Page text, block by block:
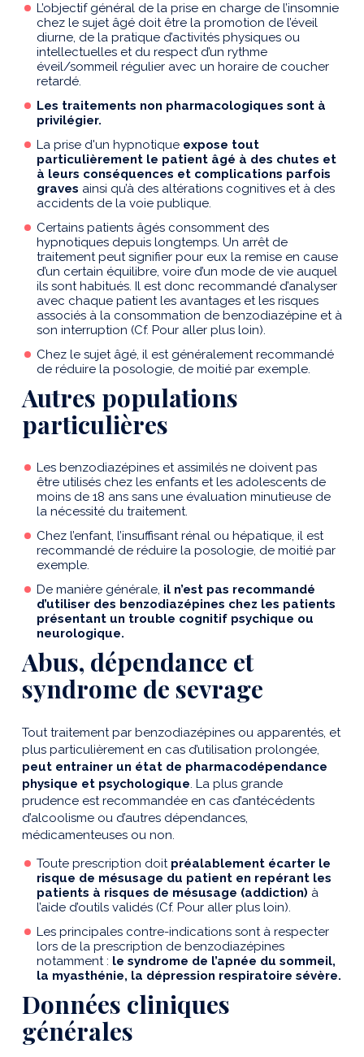
L’objectif général de la prise en charge de l’insomnie
chez le sujet âgé doit être la promotion de l’éveil
diurne, de la pratique d’activités physiques ou
intellectuelles et du respect d’un rythme
éveil/sommeil régulier avec un horaire de coucher
retardé.
Les traitements non pharmacologiques sont à
privilégier.
La prise d'un hypnotique expose tout
particulièrement le patient âgé à des chutes et
à leurs conséquences et complications parfois
graves ainsi qu’à des altérations cognitives et à des
accidents de la voie publique.
Certains patients âgés consomment des
hypnotiques depuis longtemps. Un arrêt de
traitement peut signifier pour eux la remise en cause
d’un certain équilibre, voire d’un mode de vie auquel
ils sont habitués. Il est donc recommandé d’analyser
avec chaque patient les avantages et les risques
associés à la consommation de benzodiazépine et à
son interruption (Cf. Pour aller plus loin).
Chez le sujet âgé, il est généralement recommandé
de réduire la posologie, de moitié par exemple.
Autres populations
particulières
Les benzodiazépines et assimilés ne doivent pas
être utilisés chez les enfants et les adolescents de
moins de 18 ans sans une évaluation minutieuse de
la nécessité du traitement.
Chez l’enfant, l’insuffisant rénal ou hépatique, il est
recommandé de réduire la posologie, de moitié par
exemple.
De manière générale, il n’est pas recommandé
d’utiliser des benzodiazépines chez les patients
présentant un trouble cognitif psychique ou
neurologique.
Abus, dépendance et
syndrome de sevrage
Tout traitement par benzodiazépines ou apparentés, et
plus particulièrement en cas d’utilisation prolongée,
peut entrainer un état de pharmacodépendance
physique et psychologique. La plus grande
prudence est recommandée en cas d’antécédents
d’alcoolisme ou d’autres dépendances,
médicamenteuses ou non.
Toute prescription doit préalablement écarter le
risque de mésusage du patient en repérant les
patients à risques de mésusage (addiction) à
l’aide d’outils validés (Cf. Pour aller plus loin).
Les principales contre-indications sont à respecter
lors de la prescription de benzodiazépines
notamment : le syndrome de l’apnée du sommeil,
la myasthénie, la dépression respiratoire sévère.
Données cliniques
générales